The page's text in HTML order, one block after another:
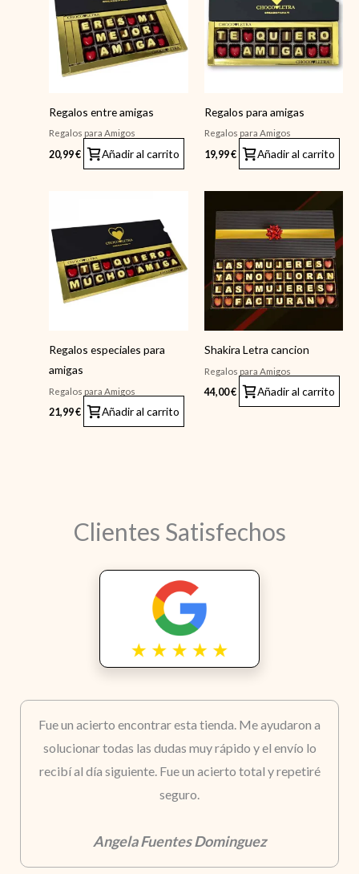
Regalos entre amigas
Regalos para Amigos
20,99€ Añadir al carrito
Regalos para amigas
Regalos para Amigos
19,99€ Añadir al carrito
Regalos especiales para
amigas
Regalos para Amigos
21,99€ Añadir al carrito
Shakira Letra cancion
Regalos para Amigos
44,00€ Añadir al carrito
Clientes Satisfechos
Fue un acierto encontrar esta tienda. Me ayudaron a
solucionar todas las dudas muy rápido y el envío lo
recibí al día siguiente. Fue un acierto total y repetiré
seguro.
Angela Fuentes Dominguez